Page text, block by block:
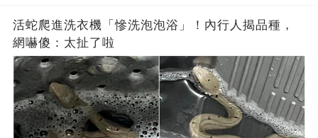
活蛇爬進洗衣機「慘洗泡泡浴」！內行人揭品種，
網嚇傻：太扯了啦